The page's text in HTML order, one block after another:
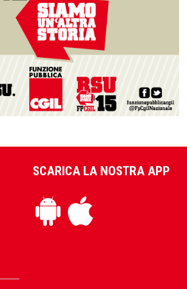
SCARICA LA NOSTRA APP